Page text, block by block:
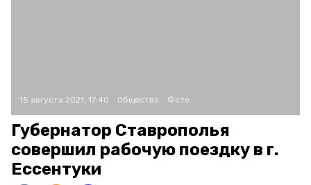
15 августа 2021, 17:40 Общество Фото:
Губернатор Ставрополья
совершил рабочую поездку в г.
Ессентуки